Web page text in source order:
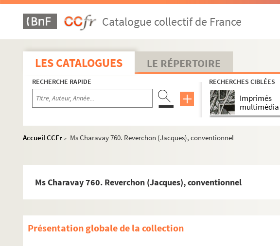
Catalogue collectif de France
LES CATALOGUES LE RÉPERTOIRE
RECHERCHE RAPIDE RECHERCHES CIBLÉES
Imprimés
multimédia
Accueil CCFr >
Ms Charavay 760. Reverchon (Jacques), conventionnel
Ms Charavay 760. Reverchon (Jacques), conventionnel
Présentation globale de la collection
Ms Charavay 732. Prost de Grangeblanche, avocat, procureur général de la
Ms Charavay 733. Prost de Royer (Antoine-François), avocat, échevin,
Ms Charavay 734. Provence, directeur des théâtres de Lyon, en 1838
Ms Charavay 735. Prudhomme (Louis), journaliste, historien, rédacteur du
Clément-François-Victor-Gabriel), maire de
Ms Charavay 737. Puget (Louis de), naturaliste, poète, un des fondateurs de
Ms Charavay 738. Pure (L'abbé Michel de), une des victimes de Boileau
Ms Charavay 743. Randon (Gilbert), dessinateur et caricaturiste
Ms Charavay 746. Rast de Maupas(Jean-Louis), négociant et agronome